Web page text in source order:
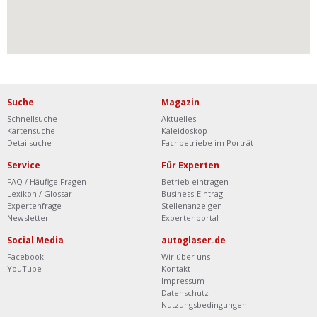
Suche
Schnellsuche
Kartensuche
Detailsuche
Magazin
Aktuelles
Kaleidoskop
Fachbetriebe im Porträt
Service
FAQ / Häufige Fragen
Lexikon / Glossar
Expertenfrage
Newsletter
Für Experten
Betrieb eintragen
Business-Eintrag
Stellenanzeigen
Expertenportal
Social Media
Facebook
YouTube
autoglaser.de
Wir über uns
Kontakt
Impressum
Datenschutz
Nutzungsbedingungen